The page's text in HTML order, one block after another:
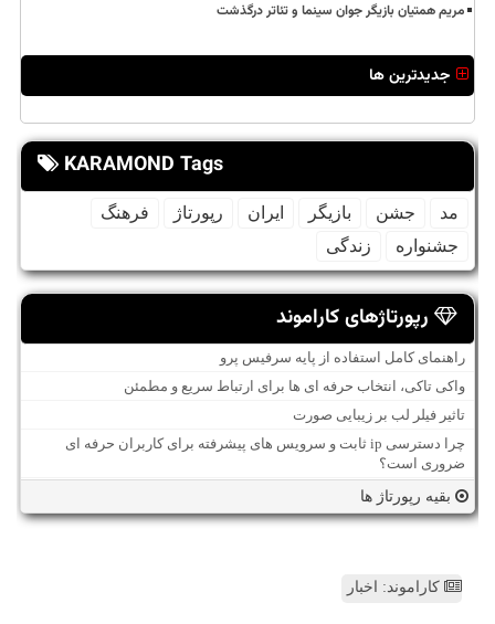
مریم همتیان بازیگر جوان سینما و تئاتر درگذشت
جدیدترین ها
KARAMOND Tags
مد جشن بازیگر ایران رپورتاژ
فرهنگ
جشنواره
زندگی
رپورتاژهای کاراموند
راهنمای کامل استفاده از پایه سرفیس پرو
واکی تاکی، انتخاب حرفه ای ها برای ارتباط سریع و مطمئن
تاثیر فیلر لب بر زیبایی صورت
چرا دسترسی ip ثابت و سرویس های پیشرفته برای کاربران حرفه ای
ضروری است؟
بقیه رپورتاژ ها
کاراموند: اخبار